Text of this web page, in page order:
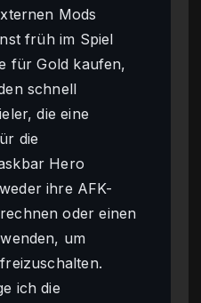
Mods
früh im Spiel
für Gold kaufen,
schnell
die eine
die
Hero
ihre AFK-
oder einen
um
ich die